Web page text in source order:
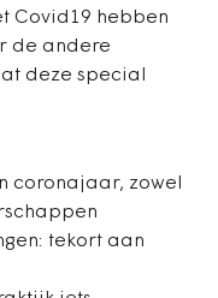
Covid19 hebben
de andere
deze special
coronajaar, zowel
tekort aan